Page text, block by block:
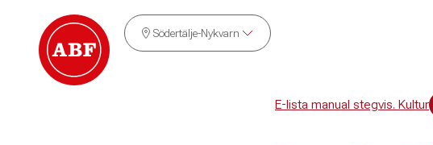
Södertälje-Nykvarn
E-lista manual stegvis. Kultur